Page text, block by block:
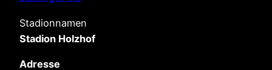
Stadionnamen
Stadion Holzhof
Adresse